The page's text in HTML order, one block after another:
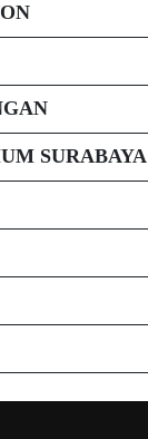
SURABAYA